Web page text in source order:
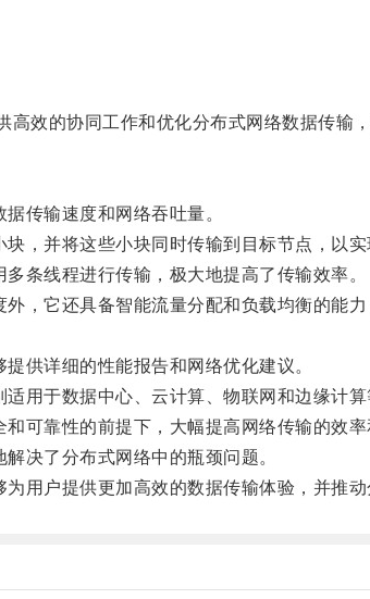
的协同工作和优化分布式网络数据传输，
传输速度和网络吞吐量。
并将这些小块同时传输到目标节点，以实
线程进行传输，极大地提高了传输效率。
它还具备智能流量分配和负载均衡的能
详细的性能报告和网络优化建议。
于数据中心、云计算、物联网和边缘计算
靠性的前提下，大幅提高网络传输的效率
决了分布式网络中的瓶颈问题。
户提供更加高效的数据传输体验，并推动